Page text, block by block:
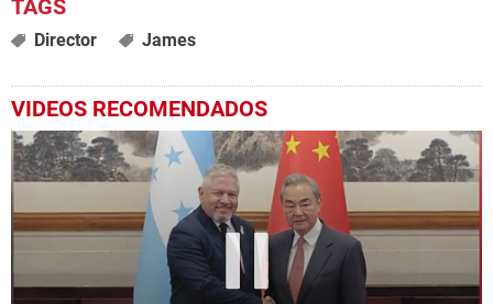
Director James
VIDEOS RECOMENDADOS